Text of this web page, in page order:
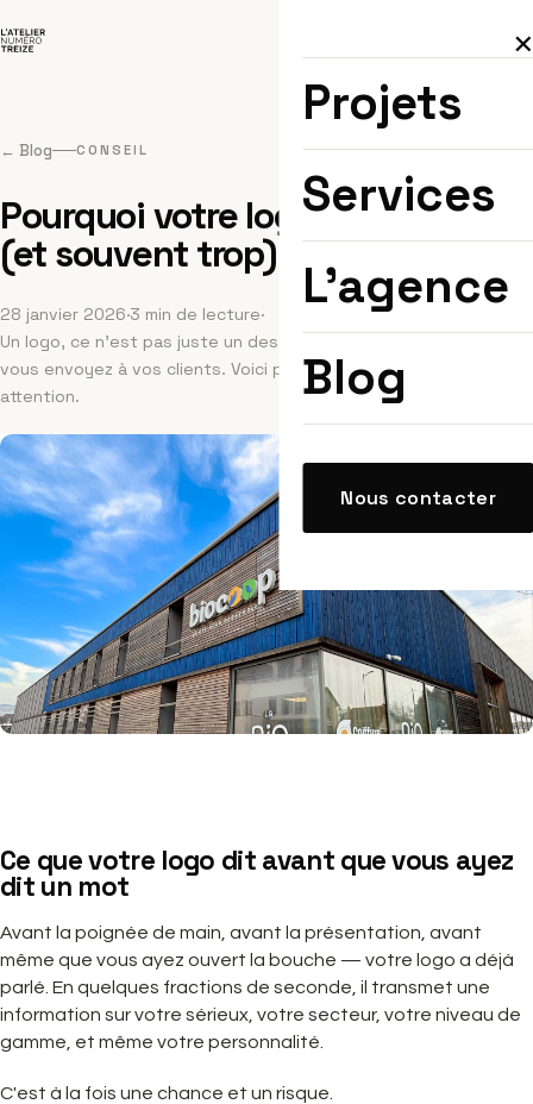
×
Projets
Services
L'agence
Blog
Nous contacter
← Blog CONSEIL
Pourquoi votre logo dit tout
(et souvent trop)
28 janvier 2026·3 min de lecture·
Un logo, ce n'est pas juste un dessin. C'est le premier signal que
vous envoyez à vos clients. Voici pourquoi il mérite toute votre
attention.
Ce que votre logo dit avant que vous ayez
dit un mot
Avant la poignée de main, avant la présentation, avant
même que vous ayez ouvert la bouche — votre logo a déjà
parlé. En quelques fractions de seconde, il transmet une
information sur votre sérieux, votre secteur, votre niveau de
gamme, et même votre personnalité.
C'est à la fois une chance et un risque.